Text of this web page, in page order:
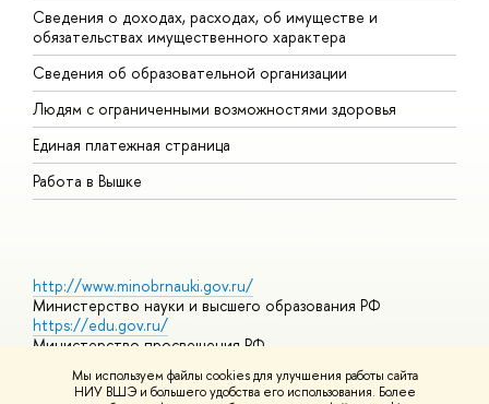
Мы используем файлы cookies для улучшения работы сайта
НИУ ВШЭ и большего удобства его использования. Более
Сведения о доходах, расходах, об имуществе и
обязательствах имущественного характера
Сведения об образовательной организации
Людям с ограниченными возможностями здоровья
Единая платежная страница
Работа в Вышке
http://www.minobrnauki.gov.ru/
Министерство науки и высшего образования РФ
https://edu.gov.ru/
Министерство просвещения РФ
https://elearning.hse.ru/mooc
Массовые открытые онлайн-курсы